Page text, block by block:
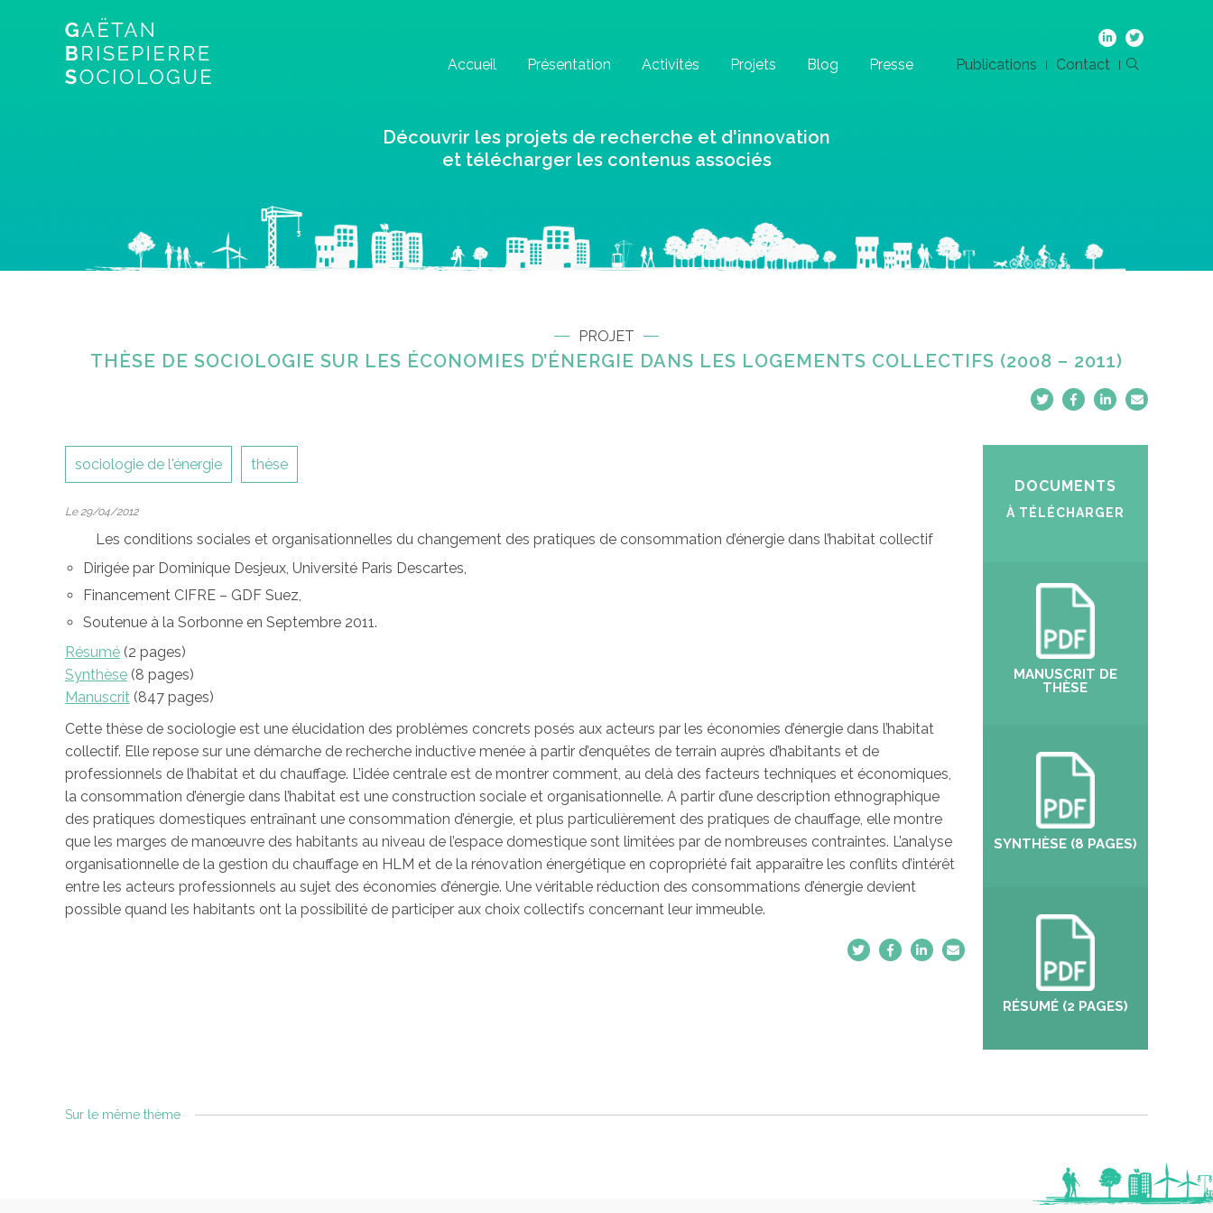
Accueil Présentation Activités Projets Blog Presse Publications Contact
Découvrir les projets de recherche et d'innovation
et télécharger les contenus associés
PROJET
THÈSE DE SOCIOLOGIE SUR LES ÉCONOMIES D’ÉNERGIE DANS LES LOGEMENTS COLLECTIFS (2008 – 2011)
sociologie de l'énergie thèse
Le 29/04/2012
Les conditions sociales et organisationnelles du changement des pratiques de consommation d’énergie dans l’habitat collectif
Dirigée par Dominique Desjeux, Université Paris Descartes,
Financement CIFRE – GDF Suez,
Soutenue à la Sorbonne en Septembre 2011.
Résumé (2 pages)
Synthèse (8 pages)
Manuscrit (847 pages)
Cette thèse de sociologie est une élucidation des problèmes concrets posés aux acteurs par les économies d’énergie dans l’habitat
collectif. Elle repose sur une démarche de recherche inductive menée à partir d’enquêtes de terrain auprès d’habitants et de
professionnels de l’habitat et du chauffage. L’idée centrale est de montrer comment, au delà des facteurs techniques et économiques,
la consommation d’énergie dans l’habitat est une construction sociale et organisationnelle. A partir d’une description ethnographique
des pratiques domestiques entraînant une consommation d’énergie, et plus particulièrement des pratiques de chauffage, elle montre
que les marges de manœuvre des habitants au niveau de l’espace domestique sont limitées par de nombreuses contraintes. L’analyse
organisationnelle de la gestion du chauffage en HLM et de la rénovation énergétique en copropriété fait apparaître les conflits d’intérêt
entre les acteurs professionnels au sujet des économies d’énergie. Une véritable réduction des consommations d’énergie devient
possible quand les habitants ont la possibilité de participer aux choix collectifs concernant leur immeuble.
DOCUMENTS
À TÉLÉCHARGER
MANUSCRIT DE
THÈSE
SYNTHÈSE (8 PAGES)
RÉSUMÉ (2 PAGES)
Sur le même thème